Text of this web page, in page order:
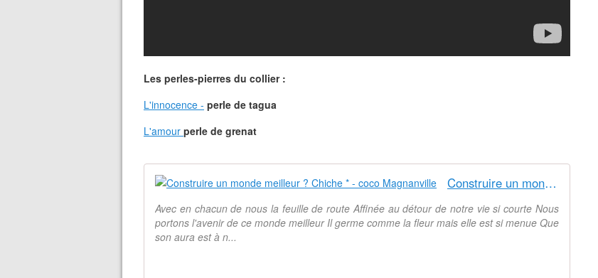
Les perles-pierres du collier :
L'innocence - perle de tagua
​L'amour perle de grenat
Construire un monde meilleur ? Chiche * - coco Magnanville
Avec en chacun de nous la feuille de route Affinée au détour de notre vie si courte Nous
portons l'avenir de ce monde meilleur Il germe comme la fleur mais elle est si menue Que
son aura est à n...